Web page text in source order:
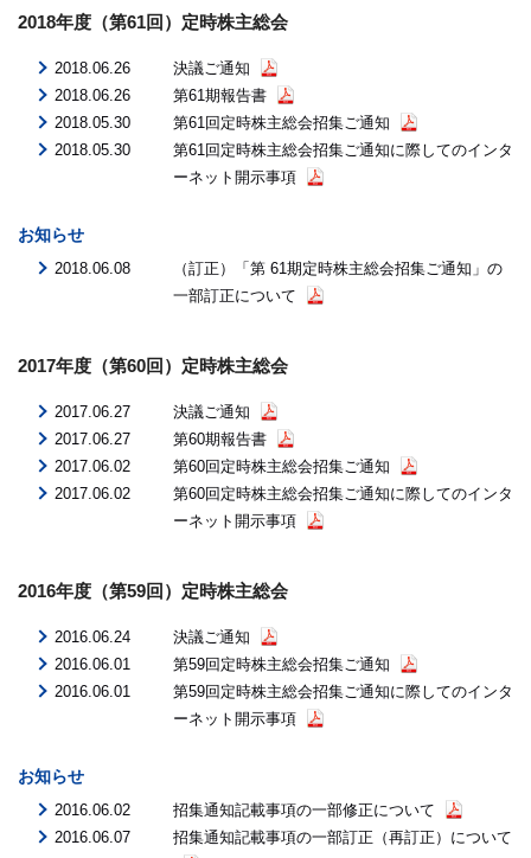
2018年度（第61回）定時株主総会
2018.06.26
決議ご通知
2018.06.26
第61期報告書
2018.05.30
第61回定時株主総会招集ご通知
2018.05.30
第61回定時株主総会招集ご通知に際してのインタ
ーネット開示事項
お知らせ
2018.06.08
（訂正）「第 61期定時株主総会招集ご通知」の
一部訂正について
2017年度（第60回）定時株主総会
2017.06.27
決議ご通知
2017.06.27
第60期報告書
2017.06.02
第60回定時株主総会招集ご通知
2017.06.02
第60回定時株主総会招集ご通知に際してのインタ
ーネット開示事項
2016年度（第59回）定時株主総会
2016.06.24
決議ご通知
2016.06.01
第59回定時株主総会招集ご通知
2016.06.01
第59回定時株主総会招集ご通知に際してのインタ
ーネット開示事項
お知らせ
2016.06.02
招集通知記載事項の一部修正について
2016.06.07
招集通知記載事項の一部訂正（再訂正）について